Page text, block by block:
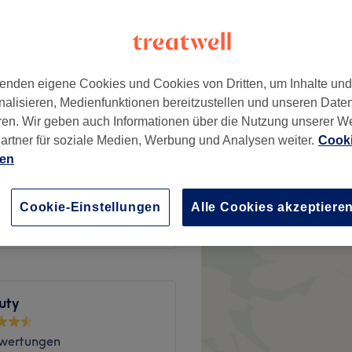
42 €
53 €
eigene Cookies und Cookies von Dritten, um Inhalte
Medienfunktionen bereitzustellen und unseren
Wir geben auch Informationen über die Nutzung unserer
für soziale Medien, Werbung und Analysen weiter.
Alle Cookies akzeptieren
Cookie-Einstellungen